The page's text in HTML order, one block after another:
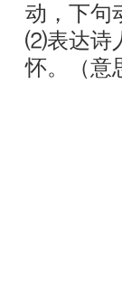
动，下句
⑵表达诗
怀。（意